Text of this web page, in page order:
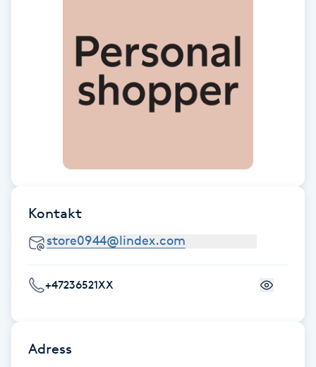
Damklippning
Extensions
Kontakt
+47236521XX
Adress